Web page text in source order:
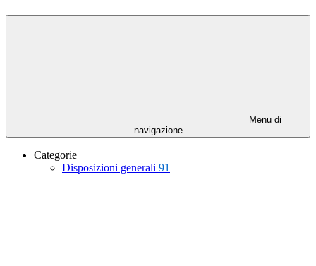
Menu di
navigazione
Categorie
Disposizioni generali 91